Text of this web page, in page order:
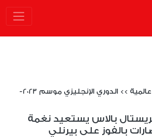
>>
الدوري الإنجليزي موسم 2023-
بالاس يستعيد نغمة
بالفوز على بيرنلي